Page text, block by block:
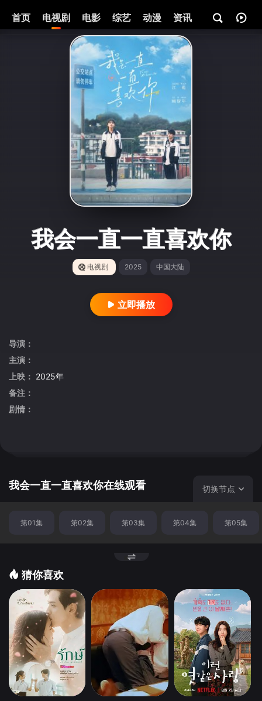
首页 电视剧 电影 综艺 动漫 资讯
我会一直一直喜欢你
电视剧 2025 中国大陆
立即播放
导演：
主演：
上映： 2025年
备注：
剧情：
我会一直一直喜欢你在线观看 切换节点
第01集 第02集 第03集 第04集 第05集
猜你喜欢